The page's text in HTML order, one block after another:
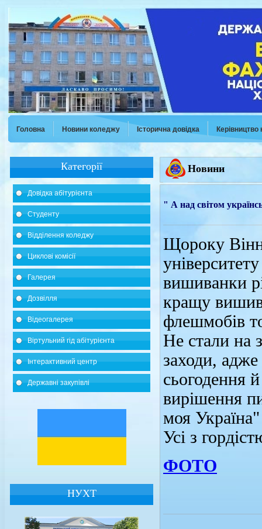
Головна Новини коледжу Історична довідка
Категорії
Довідка абітурієнта
Студенту
Відділення коледжу
Циклові комісії
Галерея
Дозвілля
Відеогалерея
Віртульний гід абітурієнта
Інтерактивний центр
Державні закупівлі
НУХТ
Новини
" А над світом
Щороку
вишиванки
кращу
флешмобів
Не стали на
заходи,
сьогодення
вирішення
моя
Усі з
ФОТО